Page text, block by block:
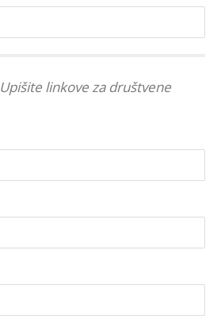
Upišite linkove za društvene